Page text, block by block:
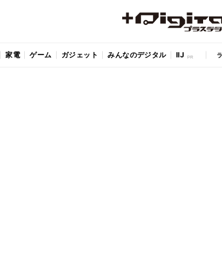
家電 ゲーム ガジェット みんなのデジタル IIJ